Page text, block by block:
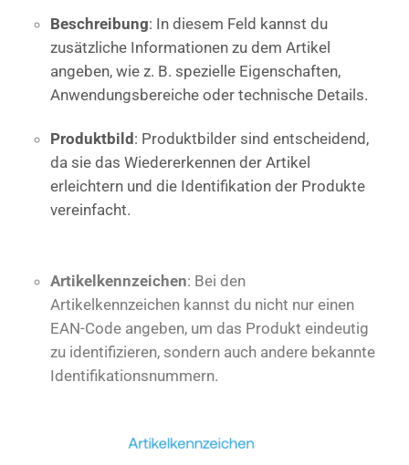
Beschreibung: In diesem Feld kannst du
zusätzliche Informationen zu dem Artikel
angeben, wie z. B. spezielle Eigenschaften,
Anwendungsbereiche oder technische Details.
Produktbild : Produktbilder sind entscheidend,
da sie das Wiedererkennen der Artikel
erleichtern und die Identifikation der Produkte
vereinfacht.
Artikelkennzeichen: Bei den
Artikelkennzeichen kannst du nicht nur einen
EAN-Code angeben, um das Produkt eindeutig
zu identifizieren, sondern auch andere bekannte
Identifikationsnummern.